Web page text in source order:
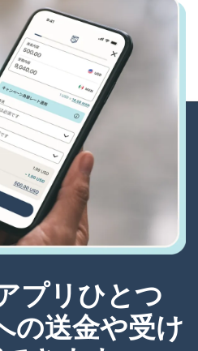
プリひとつ
の送金や受け